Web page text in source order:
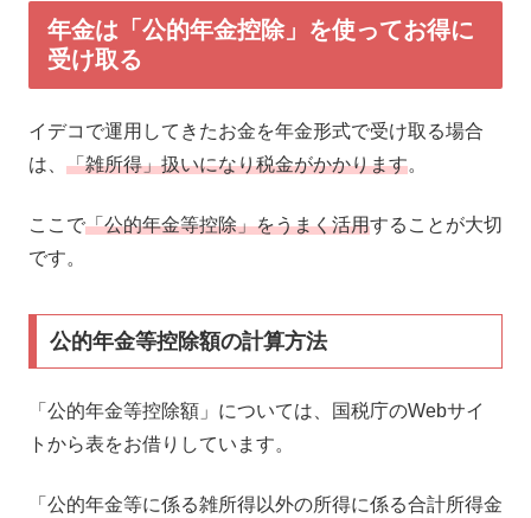
年金は「公的年金控除」を使ってお得に
受け取る
イデコで運用してきたお金を年金形式で受け取る場合
は、 「雑所得」扱いになり税金がかかります。
ここで「公的年金等控除」をうまく活用することが大切
です。
公的年金等控除額の計算方法
「公的年金等控除額」については、国税庁のWebサイ
トから表をお借りしています。
「公的年金等に係る雑所得以外の所得に係る合計所得金